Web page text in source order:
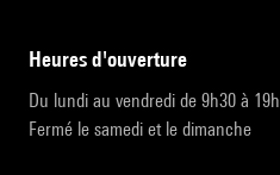
heures d'ouverture
Du lundi au vendredi de 9h30 à 19h
Fermé le samedi et le dimanche